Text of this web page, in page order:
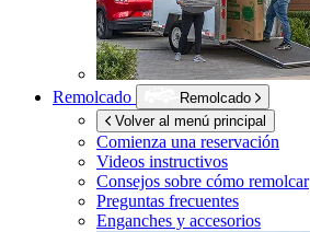
Remolcado
Remolcado
Volver al menú principal
Comienza una reservación
Videos instructivos
Consejos sobre cómo remolcar
Preguntas frecuentes
Enganches y accesorios